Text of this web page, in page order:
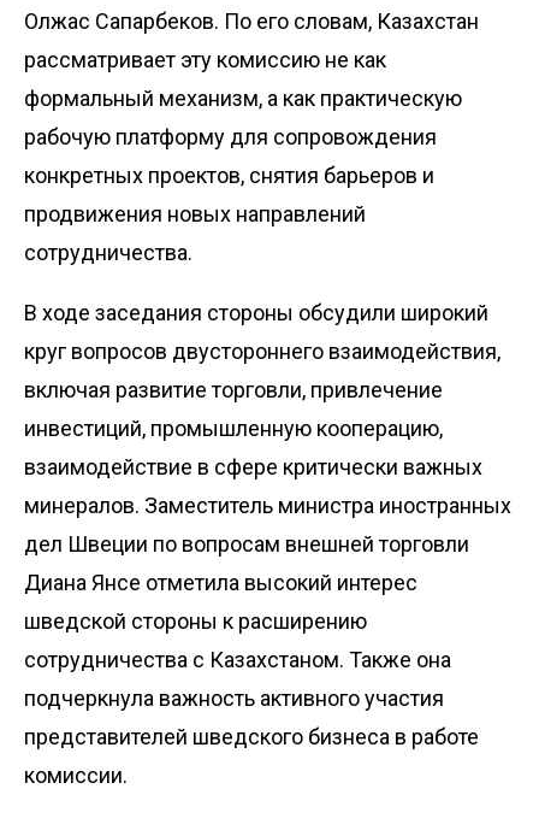
Олжас Сапарбеков. По его словам, Казахстан
рассматривает эту комиссию не как
формальный механизм, а как практичес­кую
рабочую платформу для сопровождения
конкретных проектов, снятия барьеров и
продвижения новых направлений
сотрудничества.
В ходе заседания стороны обсудили широкий
круг вопросов двустороннего взаимодействия,
включая развитие торговли, привлечение
инвестиций, промышленную кооперацию,
взаимодействие в сфере критически важных
минералов. Заместитель министра иностранных
дел Швеции по вопросам внешней торговли
Диана Янсе отметила высокий интерес
шведской стороны к расширению
сотрудничества с Казахстаном. Также она
подчеркнула важность активного участия
представителей шведского бизнеса в работе
комиссии.